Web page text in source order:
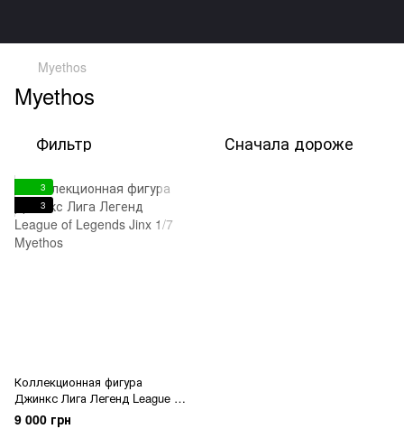
Myethos
Myethos
Фильтр Сначала дороже
3
3
Коллекционная фигура
Джинкс Лига Легенд League of
Legends Jinx 1/7 Myethos
9 000 грн